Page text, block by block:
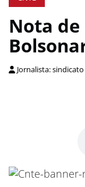
Nota de
Jornalista: sindicato